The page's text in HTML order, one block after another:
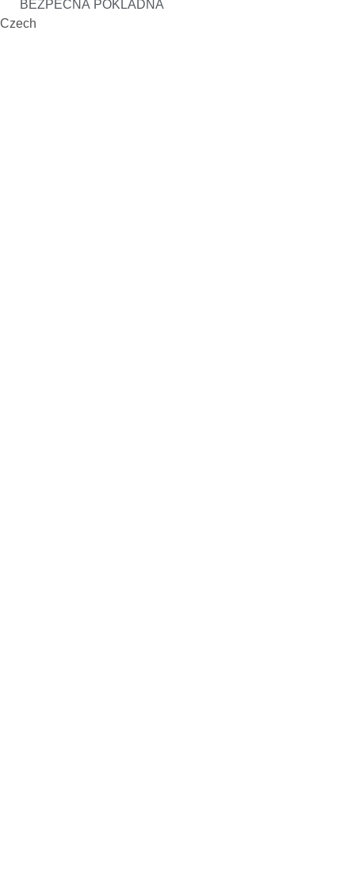
BEZPEČNÁ POKLADNA
Czech